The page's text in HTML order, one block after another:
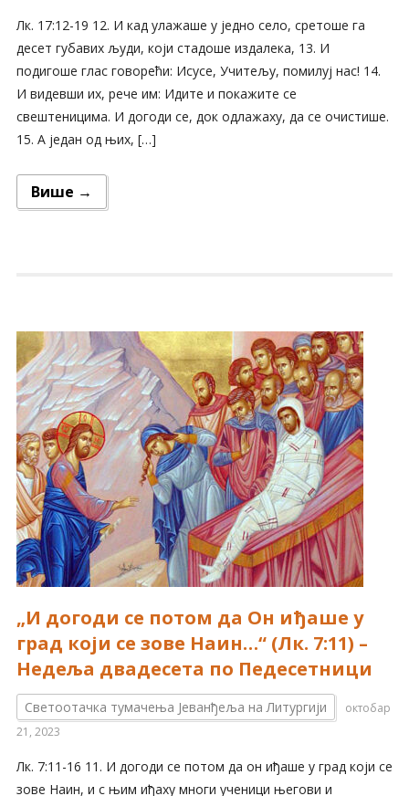
Лк. 17:12-19 12. И кад улажаше у једно село, сретоше га
десет губавих људи, који стадоше издалека, 13. И
подигоше глас говорећи: Исусе, Учитељу, помилуј нас! 14.
И видевши их, рече им: Идите и покажите се
свештеницима. И догоди се, док одлажаху, да се очистише.
15. А један од њих, […]
Више →
„И догоди се потом да Он иђаше у
град који се зове Наин…“ (Лк. 7:11) –
Недеља двадесета по Педесетници
Светоотачка тумачења Јеванђеља на Литургији
октобар
21, 2023
Лк. 7:11-16 11. И догоди се потом да он иђаше у град који се
зове Наин, и с њим иђаху многи ученици његови и